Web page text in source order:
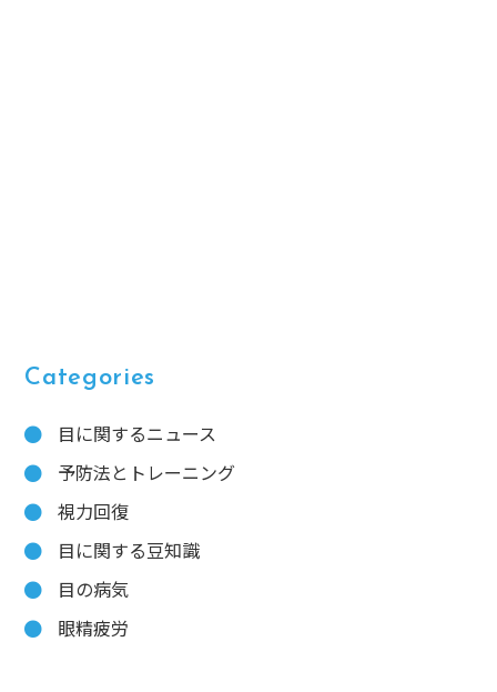
Categories
目に関するニュース
予防法とトレーニング
視力回復
目に関する豆知識
目の病気
眼精疲労